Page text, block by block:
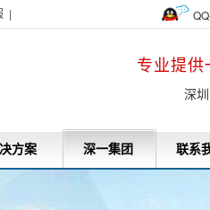
|
专业提供
深圳
方案 深一集团 联系